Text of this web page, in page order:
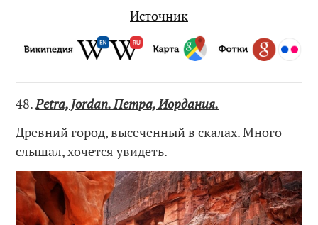
Источник
48.Petra, Jordan. Петра, Иордания.
Древний город, высеченный в скалах. Много
слышал, хочется увидеть.